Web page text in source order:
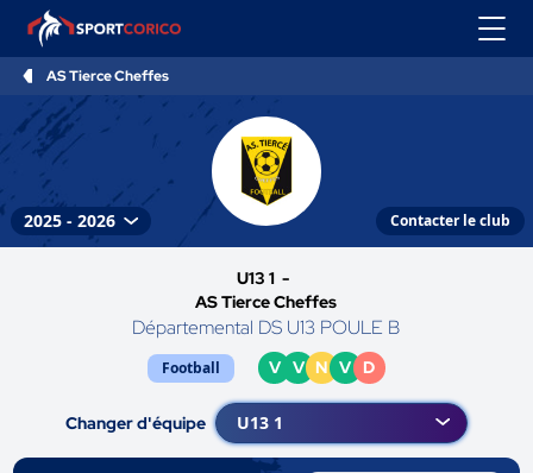
AS Tierce Cheffes
Contacter le club
U13 1 -
AS Tierce Cheffes
Départemental DS U13 POULE B
Football V V N V D
Changer d'équipe